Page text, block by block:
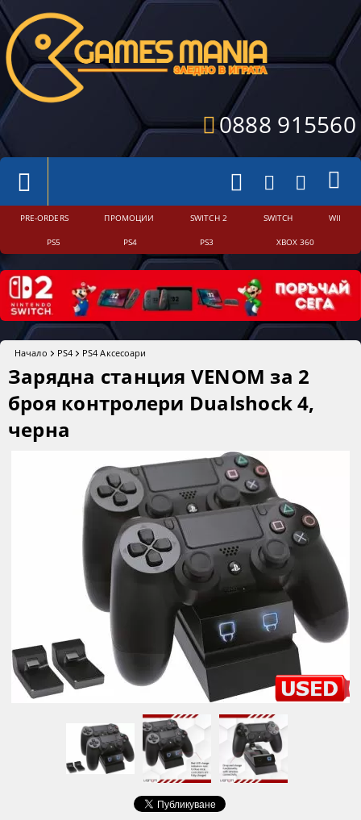
0888 915560
PRE-ORDERS ПРОМОЦИИ SWITCH 2 SWITCH WII
PS5 PS4 PS3 XBOX 360
Начало PS4 PS4 Аксесоари
Зарядна станция VENOM за 2
броя контролери Dualshock 4,
черна